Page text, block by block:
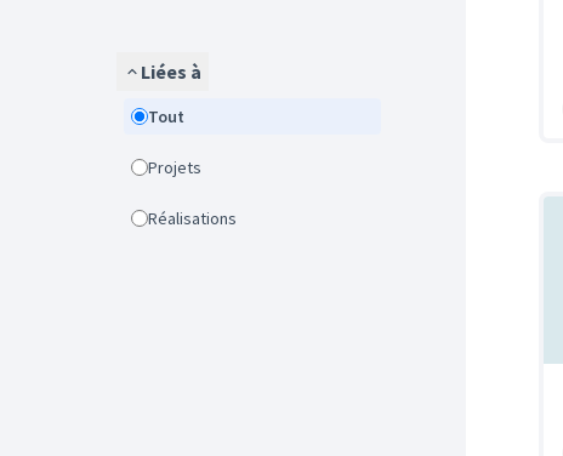
Liées à
Tout
Projets
Réalisations